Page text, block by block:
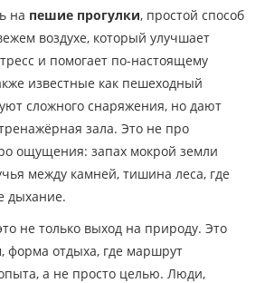
на пешие прогулки, простой способ
воздухе, который улучшает
и помогает по-настоящему
известные как пешеходный
сложного снаряжения, но дают
зала. Это не про
ощущения: запах мокрой земли
между камней, тишина леса, где
дыхание.
не только выход на природу. Это
, форма отдыха, где маршрут
а не просто целью. Люди,